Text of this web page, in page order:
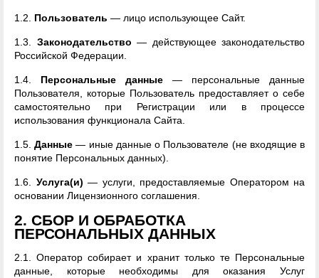
1.2. Пользователь — лицо использующее Сайт.
1.3. Законодательство — действующее законодательство
Российской Федерации.
1.4. Персональные данные — персональные данные
Пользователя, которые Пользователь предоставляет о себе
самостоятельно при Регистрации или в процессе
использования функционала Сайта.
1.5.Данные — иные данные о Пользователе (не входящие в
понятие Персональных данных).
1.6. Услуга(и) — услуги, предоставляемые Оператором на
основании Лицензионного соглашения.
2. СБОР И ОБРАБОТКА
ПЕРСОНАЛЬНЫХ ДАННЫХ
2.1. Оператор собирает и хранит только те Персональные
данные, которые необходимы для оказания Услуг